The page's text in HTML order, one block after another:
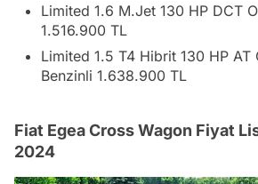
Limited 1.6 M.Jet 130 HP DCT
1.516.900 TL
Limited 1.5 T4 Hibrit 130 HP
Benzinli 1.638.900 TL
Fiat Egea Cross Wagon Fiyat
2024